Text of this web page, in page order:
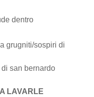
dentro
grugniti/sospiri di
san bernardo
LAVARLE